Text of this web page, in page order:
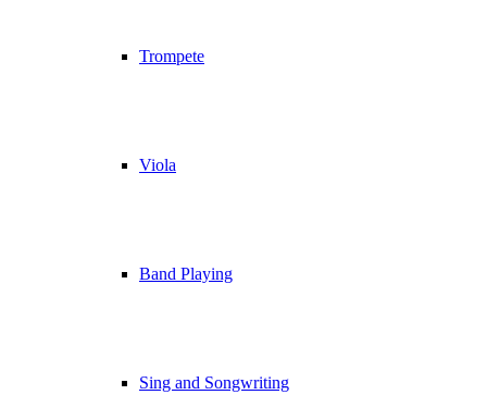
Trompete
Viola
Band Playing
Sing and Songwriting